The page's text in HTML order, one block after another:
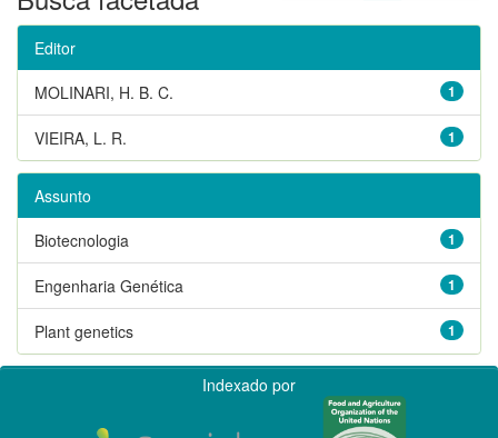
Editor
1
MOLINARI, H. B. C.
1
VIEIRA, L. R.
Assunto
1
Biotecnologia
1
Engenharia Genética
1
Plant genetics
Indexado por